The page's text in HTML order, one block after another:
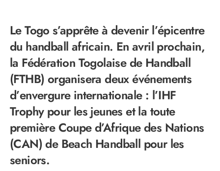
Le Togo s’apprête à devenir l’épicentre
du handball africain. En avril prochain,
la Fédération Togolaise de Handball
(FTHB) organisera deux événements
d’envergure internationale : l’IHF
Trophy pour les jeunes et la toute
première Coupe d’Afrique des Nations
(CAN) de Beach Handball pour les
seniors.